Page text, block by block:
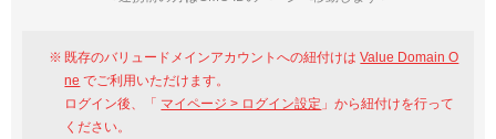
既存のバリュードメインアカウントへの紐付けはValue Domain O
ne でご利用いただけます。
ログイン後、「 マイページ > ログイン設定 」から紐付けを行って
ください。